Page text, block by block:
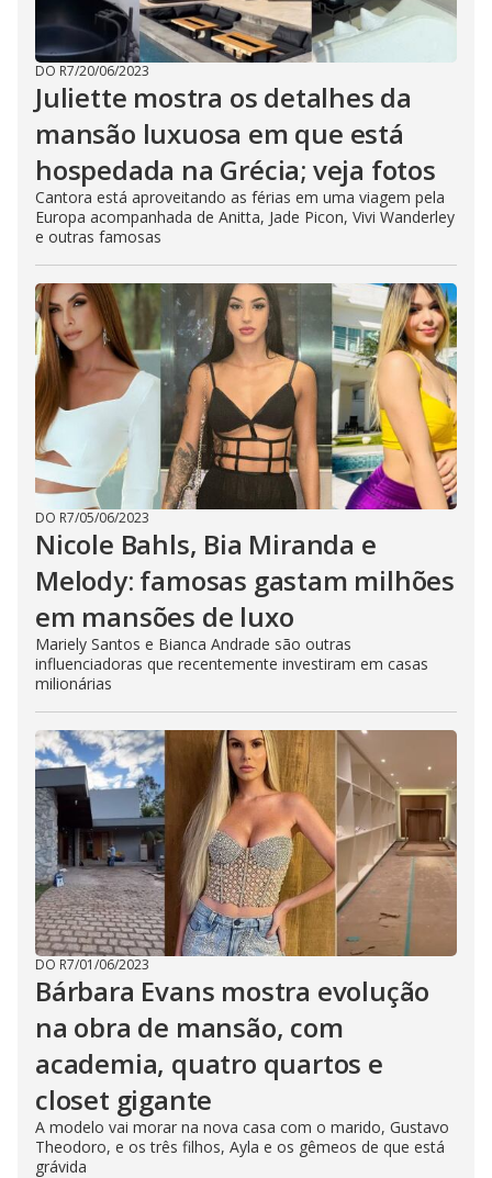
DO R7/20/06/2023
Juliette mostra os detalhes da
mansão luxuosa em que está
hospedada na Grécia; veja fotos
Cantora está aproveitando as férias em uma viagem pela
Europa acompanhada de Anitta, Jade Picon, Vivi Wanderley
e outras famosas
DO R7/05/06/2023
Nicole Bahls, Bia Miranda e
Melody: famosas gastam milhões
em mansões de luxo
Mariely Santos e Bianca Andrade são outras
influenciadoras que recentemente investiram em casas
milionárias
DO R7/01/06/2023
Bárbara Evans mostra evolução
na obra de mansão, com
academia, quatro quartos e
closet gigante
A modelo vai morar na nova casa com o marido, Gustavo
Theodoro, e os três filhos, Ayla e os gêmeos de que está
grávida